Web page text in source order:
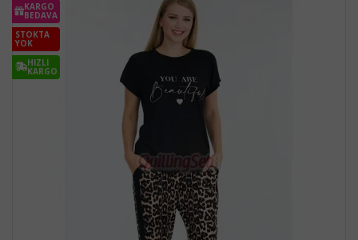
KARGO
BEDAVA
STOKTA
YOK
HIZLI
KARGO